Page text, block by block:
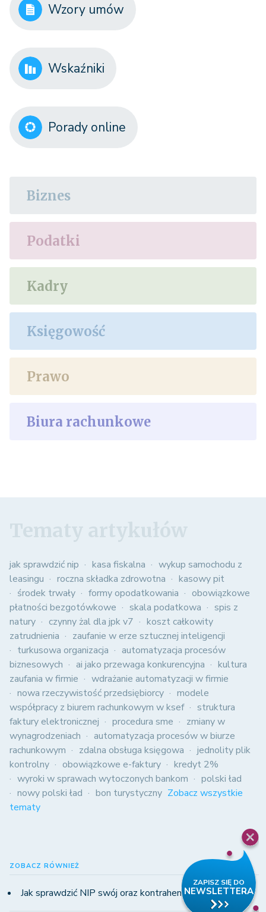
Wzory umów
Wskaźniki
Porady online
Biznes
Podatki
Kadry
Księgowość
Prawo
Biura rachunkowe
jak sprawdzić nip kasa fiskalna
wykup samochodu z
leasingu
roczna składka zdrowotna
kasowy pit
środek trwały
formy opodatkowania
obowiązkowe
płatności bezgotówkowe
skala podatkowa
spis z
natury
czynny żal dla jpk v7
koszt całkowity
zatrudnienia
zaufanie w erze sztucznej inteligencji
turkusowa organizacja
automatyzacja procesów
biznesowych
ai jako przewaga konkurencyjna
kultura
zaufania w firmie
wdrażanie automatyzacji w firmie
nowa rzeczywistość przedsiębiorcy
modele
współpracy z biurem rachunkowym w ksef
struktura
faktury elektronicznej
procedura sme
zmiany w
wynagrodzeniach
automatyzacja procesów w biurze
rachunkowym
zdalna obsługa księgowa
jednolity plik
kontrolny
obowiązkowe e-faktury
kredyt 2%
wyroki w sprawach wytoczonych bankom
polski ład
nowy polski ład
bon turystyczny Zobacz wszystkie
tematy
ZOBACZ RÓWNIEŻ
Jak sprawdzić NIP swój oraz kontrahentów?